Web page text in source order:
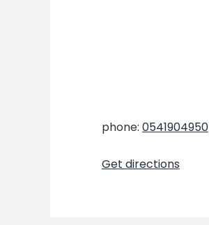
phone: 0541904950
Get directions